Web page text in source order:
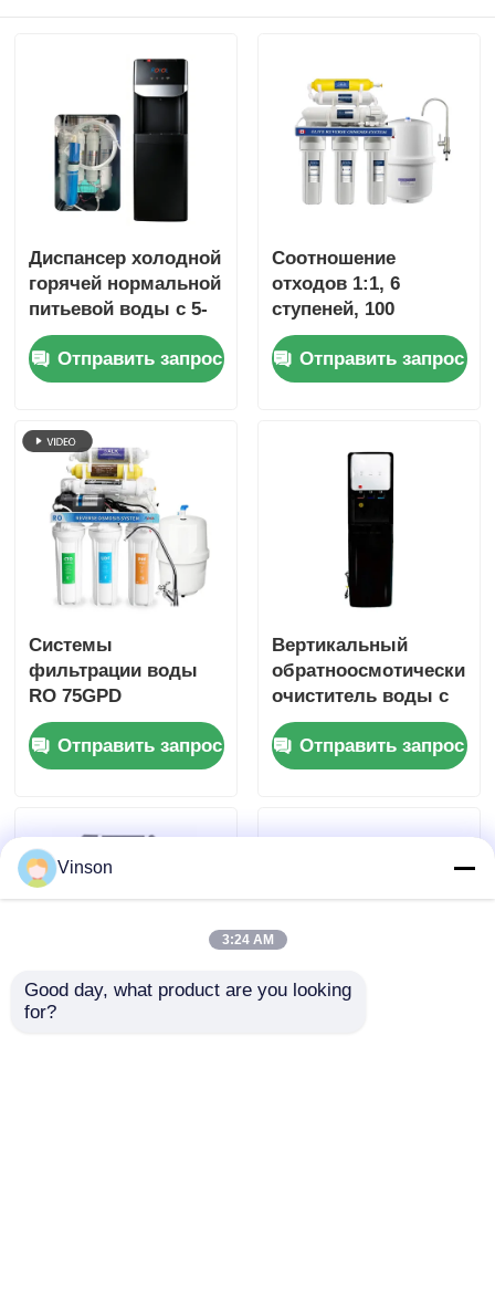
Диспансер холодной
горячей нормальной
питьевой воды с 5-
ступенчатой
системой ОР
Отправить запрос
Соотношение
отходов 1:1, 6
ступеней, 100
галлонов в день,
безнасосная
система обратного
Отправить запрос
Системы
фильтрации воды
RO 75GPD
Очиститель воды с
минеральным
щелочным
Отправить запрос
Вертикальный
обратноосмотический
очиститель воды с
диспенсером
горячей и холодной
воды для дома
Отправить запрос
Vinson
3:24 AM
Good day, what product are you looking
for?